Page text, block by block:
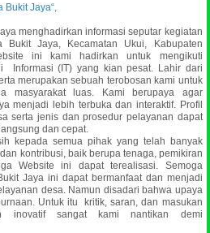
Jaya“,
menghadirkan informasi seputar kegiatan
Bukit Jaya, Kecamatan Ukui, Kabupaten
ini kami hadirkan untuk mengikuti
Informasi (IT) yang kian pesat. Lahir dari
merupakan sebuah terobosan kami untuk
masyarakat luas.
Kami berupaya agar
menjadi lebih terbuka dan interaktif. Profil
serta jenis dan prosedur pelayanan dapat
dan cepat.
kepada semua pihak yang telah banyak
kontribusi, baik berupa tenaga, pemikiran
Website ini dapat terealisasi. Semoga
Jaya ini dapat bermanfaat dan menjadi
desa. Namun disadari bahwa upaya
Untuk itu kritik, saran, dan masukan
inovatif sangat kami nantikan demi